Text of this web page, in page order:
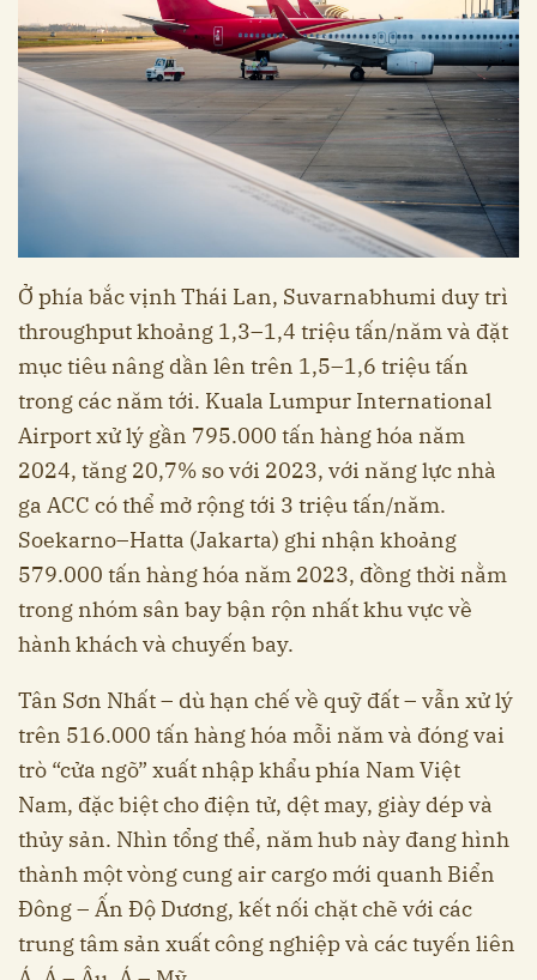
Ở phía bắc vịnh Thái Lan, Suvarnabhumi duy trì
throughput khoảng 1,3–1,4 triệu tấn/năm và đặt
mục tiêu nâng dần lên trên 1,5–1,6 triệu tấn
trong các năm tới. Kuala Lumpur International
Airport xử lý gần 795.000 tấn hàng hóa năm
2024, tăng 20,7% so với 2023, với năng lực nhà
ga ACC có thể mở rộng tới 3 triệu tấn/năm.
Soekarno–Hatta (Jakarta) ghi nhận khoảng
579.000 tấn hàng hóa năm 2023, đồng thời nằm
trong nhóm sân bay bận rộn nhất khu vực về
hành khách và chuyến bay.
Tân Sơn Nhất – dù hạn chế về quỹ đất – vẫn xử lý
trên 516.000 tấn hàng hóa mỗi năm và đóng vai
trò “cửa ngõ” xuất nhập khẩu phía Nam Việt
Nam, đặc biệt cho điện tử, dệt may, giày dép và
thủy sản. Nhìn tổng thể, năm hub này đang hình
thành một vòng cung air cargo mới quanh Biển
Đông – Ấn Độ Dương, kết nối chặt chẽ với các
trung tâm sản xuất công nghiệp và các tuyến liên